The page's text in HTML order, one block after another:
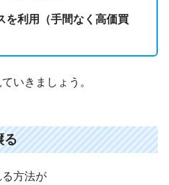
を利用（手間なく高価買
いきましょう。
る
方法が